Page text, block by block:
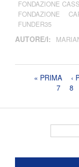
FONDAZIONE
FONDAZIONE
FUNDER35
AUTORE/I:
Pagine« PRIMA ‹
7
8